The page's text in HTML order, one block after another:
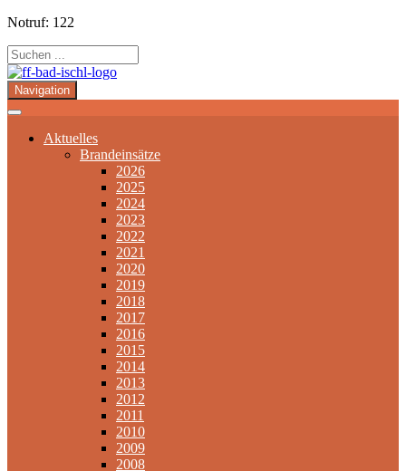
Notruf: 122
Navigation
Aktuelles
Brandeinsätze
2026
2025
2024
2023
2022
2021
2020
2019
2018
2017
2016
2015
2014
2013
2012
2011
2010
2009
2008